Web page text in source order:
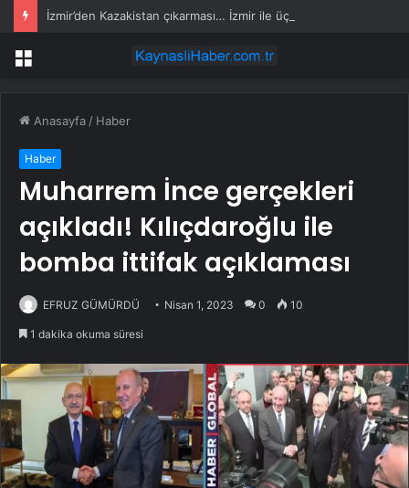
Menü
Anasayfa / Haber
Haber
Muharrem İnce gerçekleri
açıkladı! Kılıçdaroğlu ile
bomba ittifak açıklaması
EFRUZ GÜMÜRDÜ Nisan 1, 2023 0 10
1 dakika okuma süresi